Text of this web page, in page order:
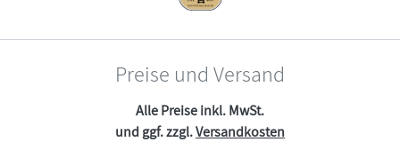
Preise und Versand
Alle Preise inkl. MwSt.
und ggf. zzgl.Versandkosten